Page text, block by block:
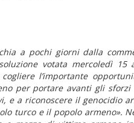
a pochi giorni dalla
votata mercoledì 15
l’importante
per portare avanti gli
e a riconoscere il genocidio
turco e il popolo armeno».